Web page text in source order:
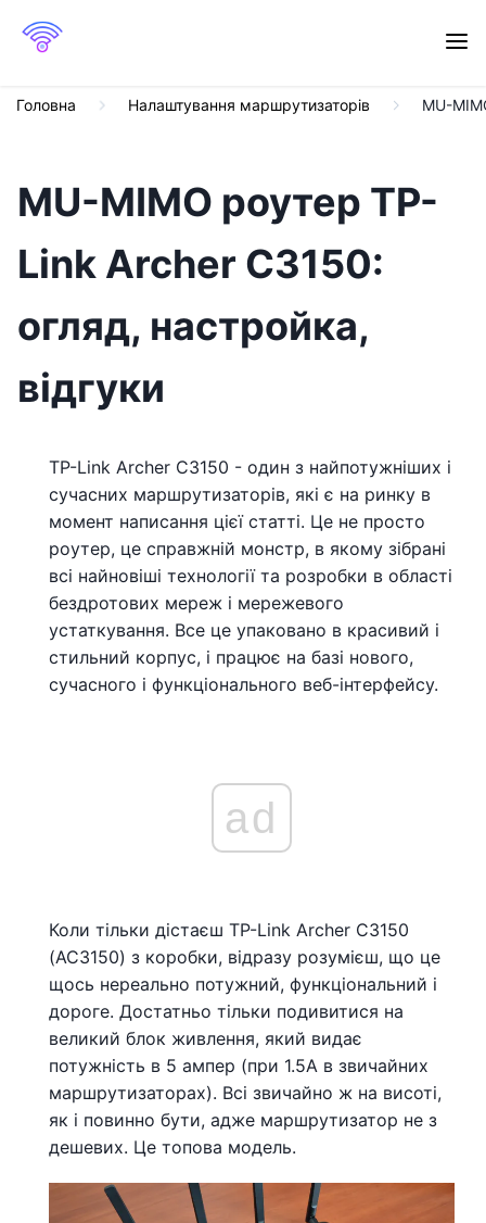
Головна Налаштування маршрутизаторів MU-
MU-MIMO роутер TP-
Link Archer C3150:
огляд, настройка,
відгуки
TP-Link Archer C3150 - один з найпотужніших і
сучасних маршрутизаторів, які є на ринку в
момент написання цієї статті. Це не просто
роутер, це справжній монстр, в якому зібрані
всі найновіші технології та розробки в області
бездротових мереж і мережевого
устаткування. Все це упаковано в красивий і
стильний корпус, і працює на базі нового,
сучасного і функціонального веб-інтерфейсу.
ad
Коли тільки дістаєш TP-Link Archer C3150
(АС3150) з коробки, відразу розумієш, що це
щось нереально потужний, функціональний і
дороге. Достатньо тільки подивитися на
великий блок живлення, який видає
потужність в 5 ампер (при 1.5А в звичайних
маршрутизаторах). Всі звичайно ж на висоті,
як і повинно бути, адже маршрутизатор не з
дешевих. Це топова модель.